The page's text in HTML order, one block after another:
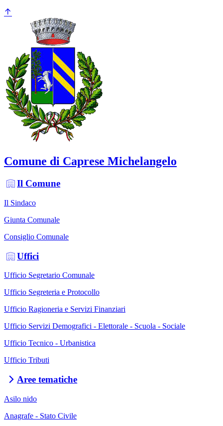
Comune di Caprese Michelangelo
Il Comune
Il Sindaco
Giunta Comunale
Consiglio Comunale
Uffici
Ufficio Segretario Comunale
Ufficio Segreteria e Protocollo
Ufficio Ragioneria e Servizi Finanziari
Ufficio Servizi Demografici - Elettorale - Scuola - Sociale
Ufficio Tecnico - Urbanistica
Ufficio Tributi
Aree tematiche
Asilo nido
Anagrafe - Stato Civile